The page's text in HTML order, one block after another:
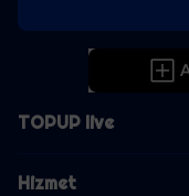
TOPUP live
Hizmet